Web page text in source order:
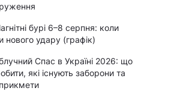
бурі 6–8 серпня: коли
нового удару (графік)
Спас в Україні 2026: що
які існують заборони та